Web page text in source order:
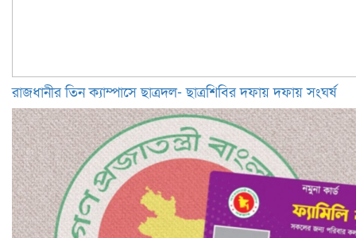
রাজধানীর তিন ক্যাম্পাসে ছাত্রদল- ছাত্রশিবির দফায় দফায় সংঘর্ষ